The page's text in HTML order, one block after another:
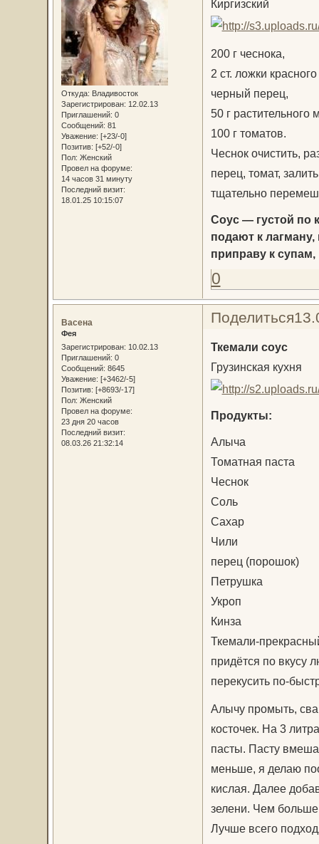
Откуда: Владивосток
Зарегистрирован: 12.02.13
Приглашений: 0
Сообщений: 81
Уважение: [+23/-0]
Позитив: [+52/-0]
Пол: Женский
Провел на форуме:
14 часов 31 минуту
Последний визит:
18.01.25 10:15:07
Киргизский
200 г чеснока,
2 ст. ложки
черный перец,
50 г растительного
100 г томатов.
Чеснок очистить,
перец, томат,
тщательно
Соус — густой по
подают к
приправу к
0
Поделиться
Васена
Фея
Зарегистрирован: 10.02.13
Приглашений: 0
Сообщений: 8645
Уважение: [+3462/-5]
Позитив: [+8693/-17]
Пол: Женский
Провел на форуме:
23 дня 20 часов
Последний визит:
08.03.26 21:32:14
Ткемали соус
Грузинская кухня
Продукты:
Алыча
Томатная паста
Чеснок
Соль
Сахар
Чили
перец (порошок)
Петрушка
Укроп
Кинза
Ткемали-
придётся по вкусу
перекусить по-
Алычу промыть,
косточек. На 3
пасты. Пасту
меньше, я делаю
кислая. Далее
зелени. Чем
Лучше всего